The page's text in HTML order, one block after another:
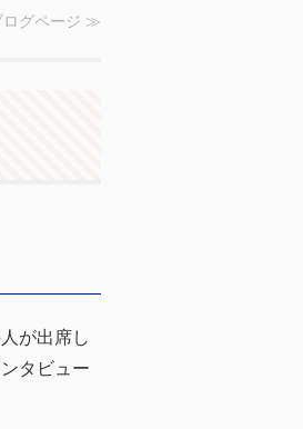
グページ ≫
が出席し
タビュー